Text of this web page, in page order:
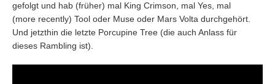
gefolgt und hab (früher) mal King Crimson, mal Yes, mal
(more recently) Tool oder Muse oder Mars Volta durchgehört.
Und jetzthin die letzte Porcupine Tree (die auch Anlass für
dieses Rambling ist).